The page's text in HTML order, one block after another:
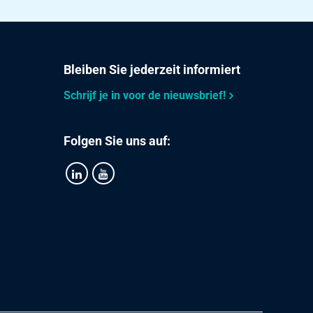
Sie
Bleiben Sie jederzeit informiert
Schrijf je in voor de nieuwsbrief!
Folgen Sie uns auf: